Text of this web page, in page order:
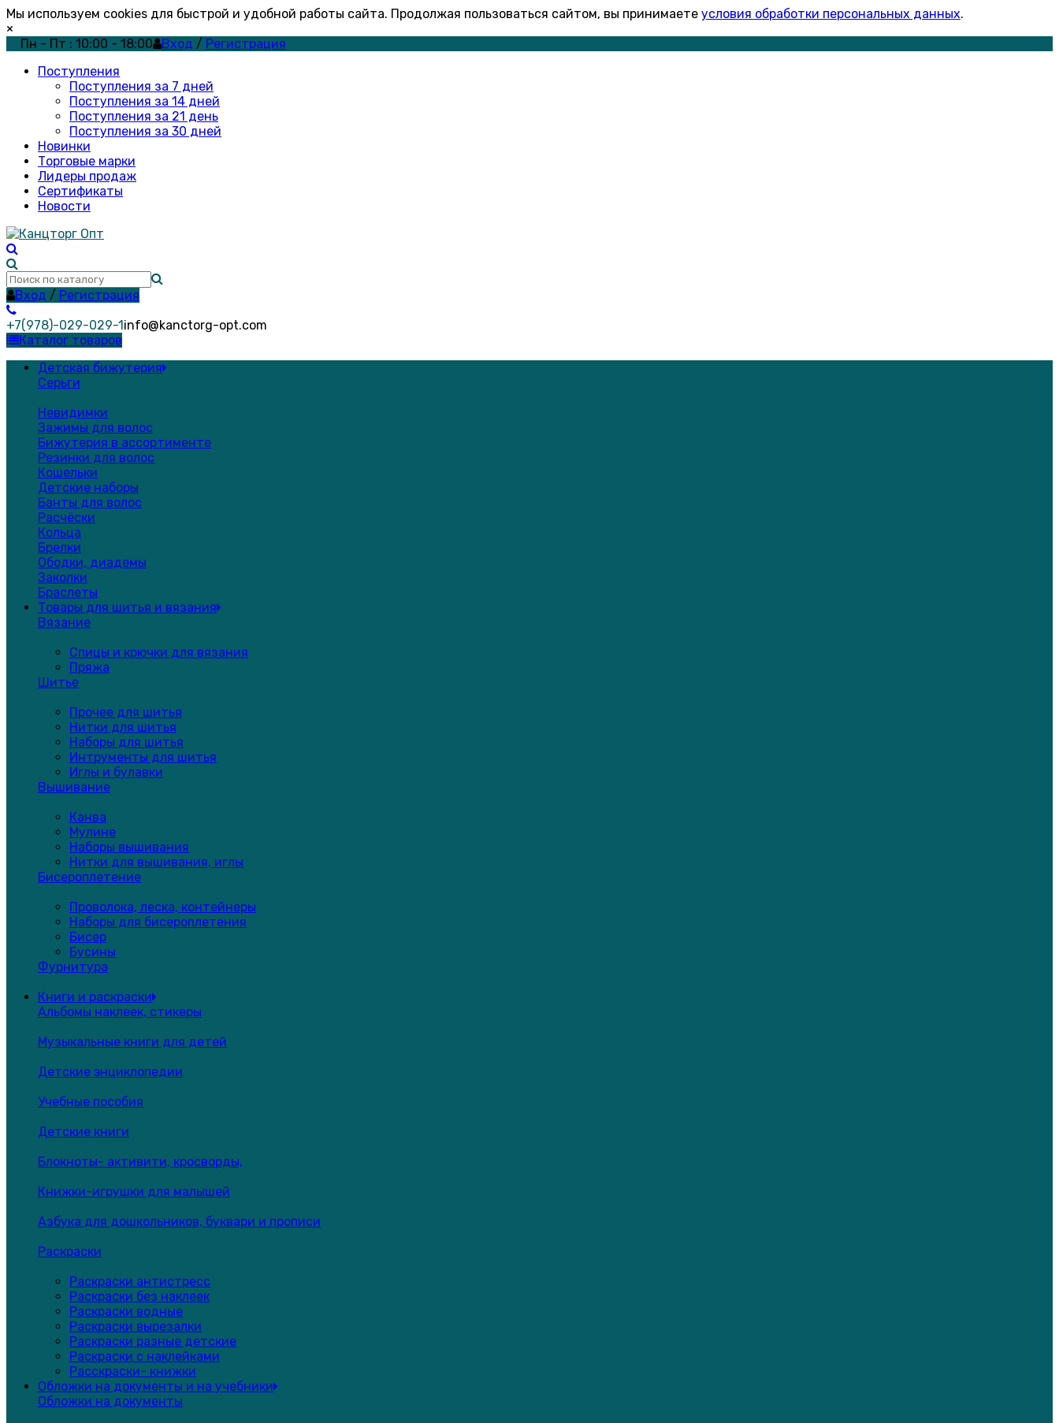
Мы используем cookies для быстрой и удобной работы сайта. Продолжая пользоваться сайтом, вы принимаете условия обработки персональных данных.
×
Пн - Пт : 10:00 - 18:00
Вход / Регистрация
Поступления
Поступления за 7 дней
Поступления за 14 дней
Поступления за 21 день
Поступления за 30 дней
Новинки
Торговые марки
Лидеры продаж
Сертификаты
Новости
Вход / Регистрация
+7(978)-029-029-1info@kanctorg-opt.com
Каталог товаров
Детская бижутерия
Серьги
Невидимки
Зажимы для волос
Бижутерия в ассортименте
Резинки для волос
Кошельки
Детские наборы
Банты для волос
Расчёски
Кольца
Брелки
Ободки, диадемы
Заколки
Браслеты
Товары для шитья и вязания
Вязание
Спицы и крючки для вязания
Пряжа
Шитье
Прочее для шитья
Нитки для шитья
Наборы для шитья
Интрументы для шитья
Иглы и булавки
Вышивание
Канва
Мулине
Наборы вышивания
Нитки для вышивания, иглы
Бисероплетение
Проволока, леска, контейнеры
Наборы для бисероплетения
Бисер
Бусины
Фурнитура
Книги и раскраски
Альбомы наклеек, стикеры
Музыкальные книги для детей
Детские энциклопедии
Учебные пособия
Детские книги
Блокноты- активити, кросворды,
Книжки-игрушки для малышей
Азбука для дошкольников, буквари и прописи
Раскраски
Раскраски антистресс
Раскраски без наклеек
Раскраски водные
Раскраски вырезалки
Раскраски разные детские
Раскраски с наклейками
Расскраски- книжки
Обложки на документы и на учебники
Обложки на документы